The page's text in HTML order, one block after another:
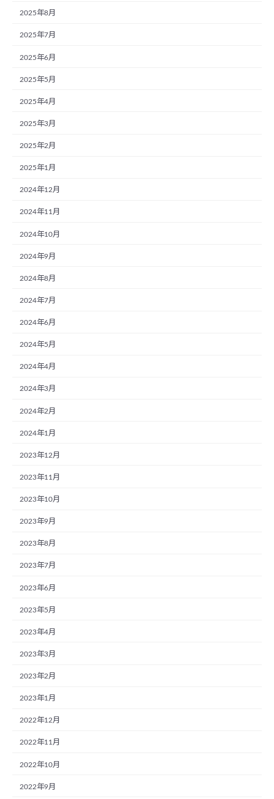
2025年8月
2025年7月
2025年6月
2025年5月
2025年4月
2025年3月
2025年2月
2025年1月
2024年12月
2024年11月
2024年10月
2024年9月
2024年8月
2024年7月
2024年6月
2024年5月
2024年4月
2024年3月
2024年2月
2024年1月
2023年12月
2023年11月
2023年10月
2023年9月
2023年8月
2023年7月
2023年6月
2023年5月
2023年4月
2023年3月
2023年2月
2023年1月
2022年12月
2022年11月
2022年10月
2022年9月